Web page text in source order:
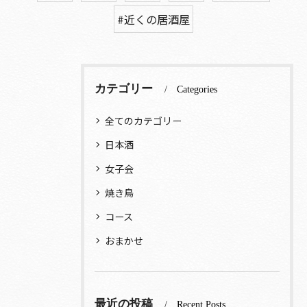
#近くの居酒屋
カテゴリー Categories
全てのカテゴリー
日本酒
女子会
焼き鳥
コース
おまかせ
最近の投稿 Recent Posts